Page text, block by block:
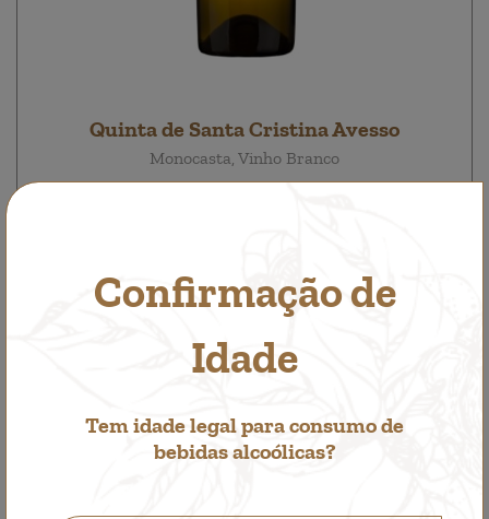
Confirmação de
Idade
Tem idade legal para consumo de
bebidas alcoólicas?
Quinta de Santa Cristina Avesso
Monocasta, Vinho Branco